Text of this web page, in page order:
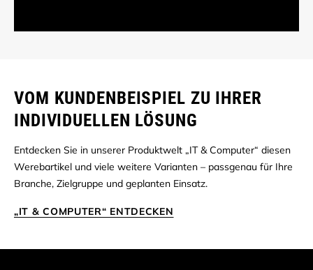
VOM KUNDENBEISPIEL ZU IHRER
INDIVIDUELLEN LÖSUNG
Entdecken Sie in unserer Produktwelt „IT & Computer“ diesen
Werebartikel und viele weitere Varianten – passgenau für Ihre
Branche, Zielgruppe und geplanten Einsatz.
„IT & COMPUTER“ ENTDECKEN